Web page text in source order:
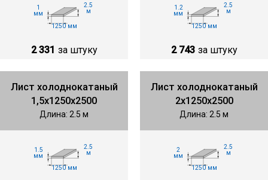
1
мм
2.5
м
1250 мм
2 331 за штуку
1.2
мм
2.5
м
1250 мм
2 743 за штуку
Лист холоднокатаный
1,5х1250х2500
Длина: 2.5 м
1.5
мм
2.5
м
1250 мм
Лист холоднокатаный
2х1250х2500
Длина: 2.5 м
2
мм
2.5
м
1250 мм